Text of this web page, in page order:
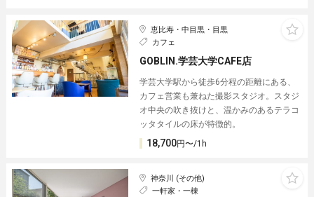
恵比寿・中目黒・目黒
カフェ
GOBLIN.学芸大学CAFE店
学芸大学駅から徒歩6分程の距離にある、
カフェ営業も兼ねた撮影スタジオ。スタジ
オ中央の吹き抜けと、温かみのあるテラコ
ッタタイルの床が特徴的。
18,700円〜/1h
神奈川 (その他)
一軒家・一棟